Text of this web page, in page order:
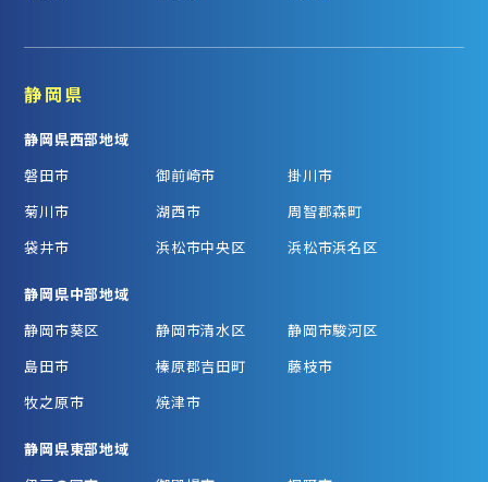
静岡県
静岡県西部地域
磐田市
御前崎市
掛川市
菊川市
湖西市
周智郡森町
袋井市
浜松市中央区 浜松市浜名区
静岡県中部地域
静岡市葵区
静岡市清水区
静岡市駿河区
島田市
榛原郡吉田町
藤枝市
牧之原市
焼津市
静岡県東部地域